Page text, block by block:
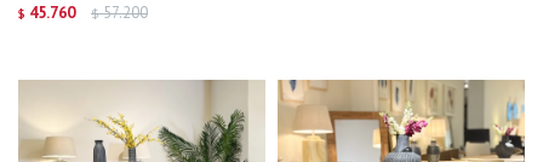
$ 45.760 $ 57.200